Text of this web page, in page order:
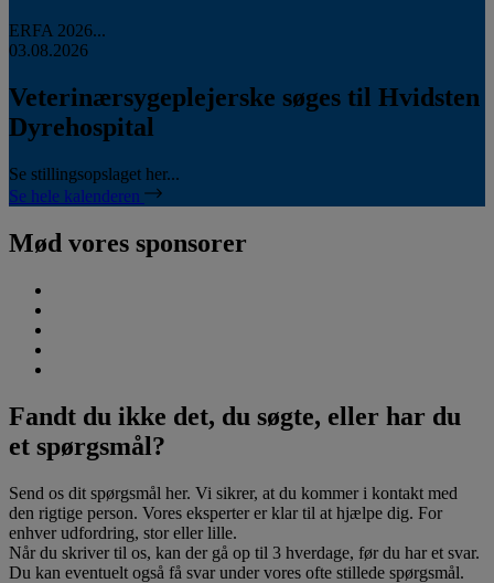
ERFA 2026...
03.08.2026
Veterinærsygeplejerske søges til Hvidsten
Dyrehospital
Se stillingsopslaget her...
Se hele kalenderen
Mød vores sponsorer
Fandt du ikke det, du søgte, eller har du
et spørgsmål?
Send os dit spørgsmål her. Vi sikrer, at du kommer i kontakt med
den rigtige person. Vores eksperter er klar til at hjælpe dig. For
enhver udfordring, stor eller lille.
Når du skriver til os, kan der gå op til 3 hverdage, før du har et svar.
Du kan eventuelt også få svar under vores ofte stillede spørgsmål.